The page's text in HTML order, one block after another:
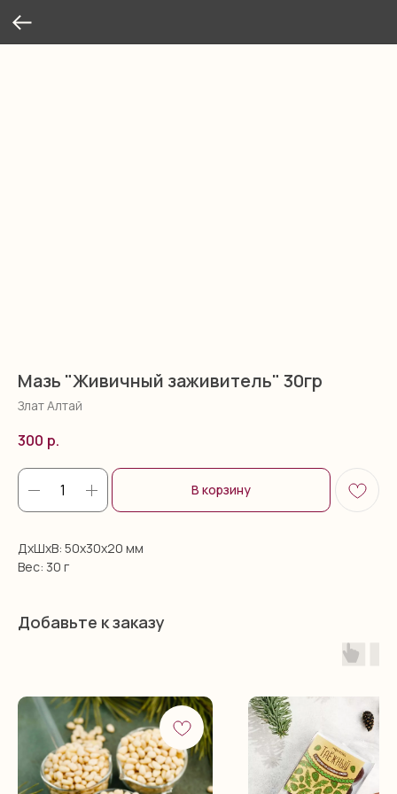
Мазь "Живичный заживитель" 30гр
Злат Алтай
300 р.
В корзину
ДxШxВ: 50x30x20 мм
Вес: 30 г
Добавьте к заказу